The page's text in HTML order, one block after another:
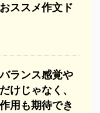
ススメ作文ド
ランス感覚や
けじゃなく、
用も期待でき